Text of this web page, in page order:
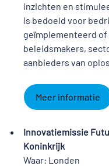
inzichten en
is bedoeld voor
geïmplementeerd of
beleidsmakers,
aanbieders van
Meer informatie
Innovatiemissie
Koninkrijk
Waar: Londen